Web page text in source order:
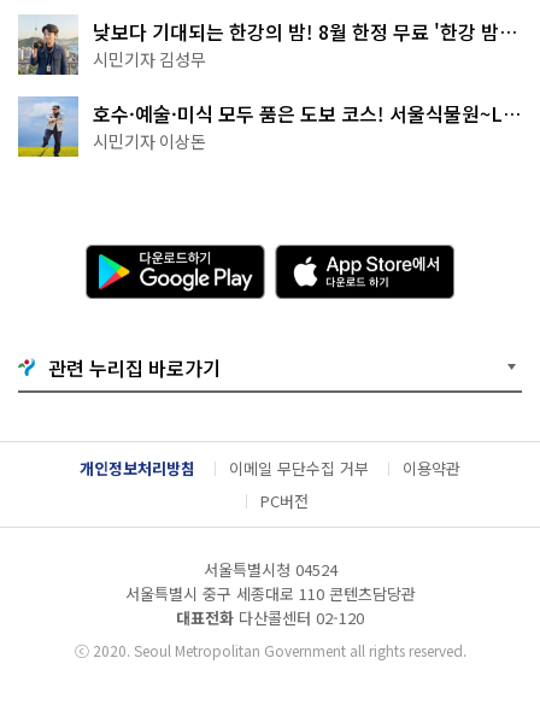
낮보다 기대되는 한강의 밤! 8월 한정 무료 '한강 밤
핑' 예약은?
시민기자 김성무
호수·예술·미식 모두 품은 도보 코스! 서울식물원~LG
아트센터~마곡테라스거리
시민기자 이상돈
다
운
로
기
G
o
g
l
e
A
p
p
e
서
다
운
관련 누리집 바로가기
개인정보처리방침 이메일 무단수집 거부
이용약관
PC버전
서울특별시청 04524
서울특별시 중구 세종대로 110 콘텐츠담당관
대표전화 다산콜센터 02-120
ⓒ2020. Seoul Metropolitan Government all rights reserved.